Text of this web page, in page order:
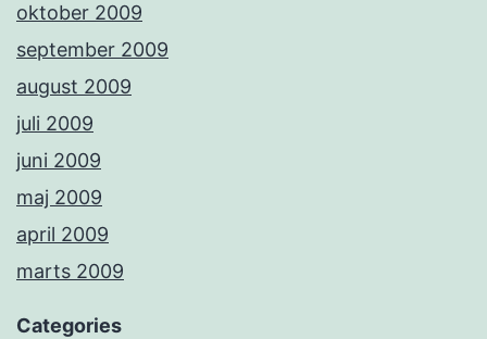
oktober 2009
september 2009
august 2009
juli 2009
juni 2009
maj 2009
april 2009
marts 2009
Categories